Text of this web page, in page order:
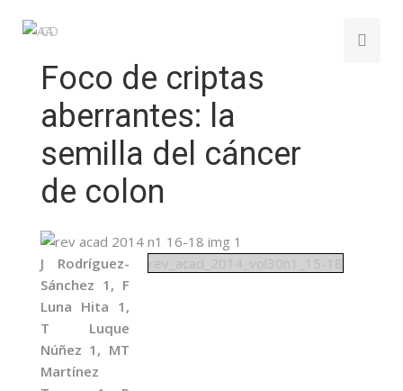
Foco de criptas
aberrantes: la
semilla del cáncer
de colon
J Rodríguez-
Sánchez 1, F
Luna Hita 1,
T Luque
Núñez 1, MT
Martínez
rev_acad_2014_vol30n1_15-18